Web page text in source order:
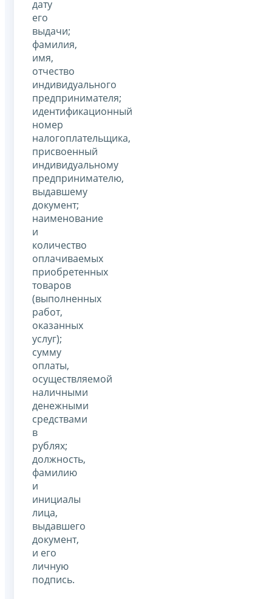
дату
его
выдачи;
фамилия,
имя,
отчество
индивидуального
предпринимателя;
идентификационный
номер
налогоплательщика,
присвоенный
индивидуальному
предпринимателю,
выдавшему
документ;
наименование
и
количество
оплачиваемых
приобретенных
товаров
(выполненных
работ,
оказанных
услуг);
сумму
оплаты,
осуществляемой
наличными
денежными
средствами
в
рублях;
должность,
фамилию
и
инициалы
лица,
выдавшего
документ,
и его
личную
подпись.